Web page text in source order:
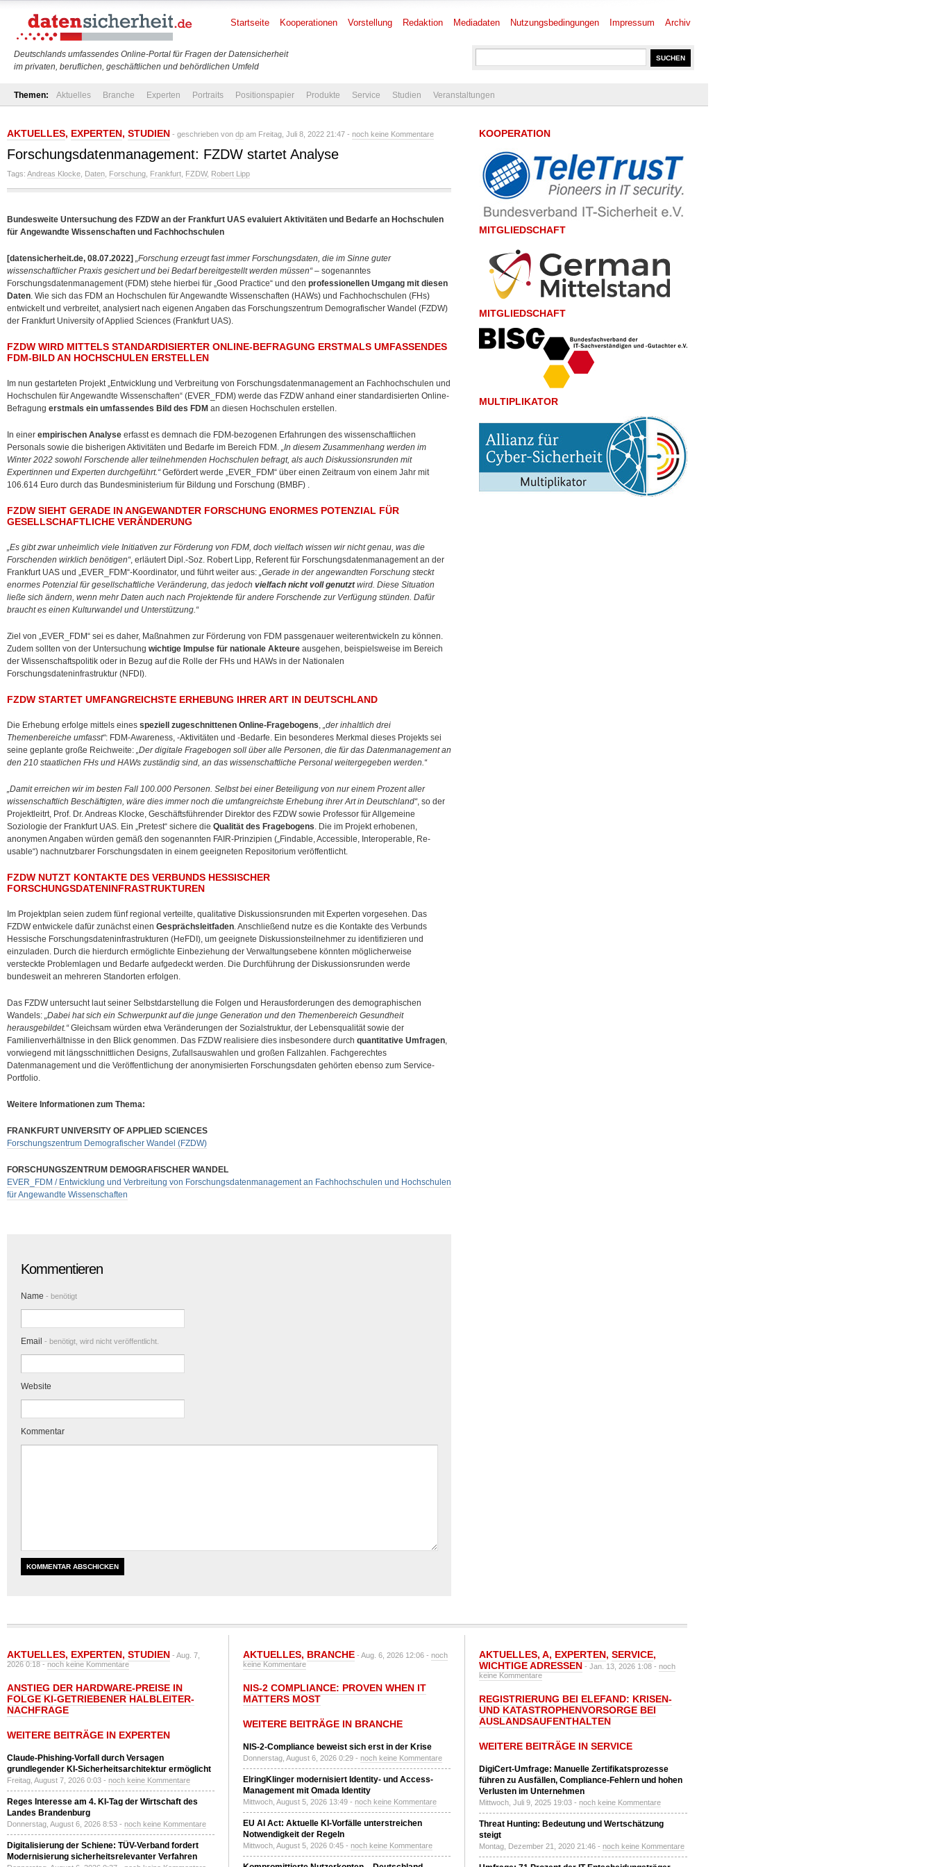
Deutschlands umfassendes Online-Portal für Fragen der Datensicherheit
im privaten, beruflichen, geschäftlichen und behördlichen Umfeld
Startseite Kooperationen Vorstellung Redaktion Mediadaten Nutzungsbedingungen Impressum Archiv
Themen: Aktuelles Branche Experten Portraits Positionspapier Produkte Service Studien Veranstaltungen
AKTUELLES, EXPERTEN, STUDIEN - geschrieben von dp am Freitag, Juli 8, 2022 21:47 - noch keine Kommentare
Forschungsdatenmanagement: FZDW startet Analyse
Tags: Andreas Klocke Daten Forschung Frankfurt FZDW, Robert Lipp
Bundesweite Untersuchung des FZDW an der Frankfurt UAS evaluiert Aktivitäten und Bedarfe an Hochschulen
für Angewandte Wissenschaften und Fachhochschulen
[datensicherheit.de, 08.07.2022] „Forschung erzeugt fast immer Forschungsdaten, die im Sinne guter
wissenschaftlicher Praxis gesichert und bei Bedarf bereitgestellt werden müssen“– sogenanntes
Forschungsdatenmanagement (FDM) stehe hierbei für „Good Practice“ und den professionellen Umgang mit diesen
Daten. Wie sich das FDM an Hochschulen für Angewandte Wissenschaften (HAWs) und Fachhochschulen (FHs)
entwickelt und verbreitet, analysiert nach eigenen Angaben das Forschungszentrum Demografischer Wandel (FZDW)
der Frankfurt University ofApplied Sciences (Frankfurt UAS).
FZDW WIRD MITTELS STANDARDISIERTER ONLINE-BEFRAGUNG ERSTMALS UMFASSENDES
FDM-BILD AN HOCHSCHULEN ERSTELLEN
Im nun gestarteten Projekt „Entwicklung und Verbreitung von Forschungsdatenmanagement an Fachhochschulen und
Hochschulen für Angewandte Wissenschaften“ (EVER_FDM) werde das FZDW anhand einer standardisierten Online-
Befragung erstmals ein umfassendes Bild des FDM an diesen Hochschulen erstellen.
In einer empirischen Analyse erfasst es demnach die FDM-bezogenen Erfahrungen des wissenschaftlichen
Personals sowie die bisherigen Aktivitäten und Bedarfe im Bereich FDM. „In diesem Zusammenhang werden im
Winter 2022 sowohl Forschende aller teilnehmenden Hochschulen befragt, als auch Diskussionsrunden mit
Expertinnen und Experten durchgeführt.“Gefördert werde „EVER_FDM“ über einen Zeitraum von einem Jahr mit
106.614 Euro durch das Bundesministerium für Bildung und Forschung (BMBF) .
FZDW SIEHT GERADE IN ANGEWANDTER FORSCHUNG ENORMES POTENZIAL FÜR
GESELLSCHAFTLICHE VERÄNDERUNG
„Es gibt zwar unheimlich viele Initiativen zur Förderung von FDM, doch vielfach wissen wir nicht genau, was die
Forschenden wirklich benötigen“, erläutert Dipl.-Soz. Robert Lipp, Referent für Forschungsdatenmanagement an der
Frankfurt UAS und „EVER_FDM“-Koordinator, und führt weiter aus: „Gerade in der angewandten Forschung steckt
enormes Potenzial für gesellschaftliche Veränderung, das jedoch vielfach nicht voll genutztwird. Diese Situation
ließe sich ändern, wenn mehr Daten auch nach Projektende für andere Forschende zur Verfügung stünden. Dafür
braucht es einen Kulturwandel und Unterstützung.“
Ziel von „EVER_FDM“ sei es daher, Maßnahmen zur Förderung von FDM passgenauer weiterentwickeln zu können.
Zudem sollten von der Untersuchung wichtige Impulse für nationale Akteure ausgehen, beispielsweise im Bereich
der Wissenschaftspolitik oder in Bezug auf die Rolle der FHs und HAWs in der Nationalen
Forschungsdateninfrastruktur (NFDI).
FZDW STARTET UMFANGREICHSTE ERHEBUNG IHRER ART IN DEUTSCHLAND
Die Erhebung erfolge mittels eines speziell zugeschnittenen Online-Fragebogens, „der inhaltlich drei
Themenbereiche umfasst“: FDM-Awareness, -Aktivitäten und -Bedarfe. Ein besonderes Merkmal dieses Projekts sei
seine geplante große Reichweite: „Der digitale Fragebogen soll über alle Personen, die für das Datenmanagement an
den 210 staatlichen FHs und HAWs zuständig sind, an das wissenschaftliche Personal weitergegeben werden.“
„Damit erreichen wir im besten Fall 100.000 Personen. Selbst bei einer Beteiligung von nur einem Prozent aller
wissenschaftlich Beschäftigten, wäre dies immer noch die umfangreichste Erhebung ihrer Art in Deutschland“, so der
Projektleitrt, Prof. Dr. Andreas Klocke, Geschäftsführender Direktor des FZDW sowie Professor für Allgemeine
Soziologie der Frankfurt UAS. Ein „Pretest“ sichere die Qualität des Fragebogens. Die im Projekt erhobenen,
anonymen Angaben würden gemäß den sogenannten FAIR-Prinzipien („Findable, Accessible, Interoperable, Re-
usable“) nachnutzbarer Forschungsdaten in einem geeigneten Repositorium veröffentlicht.
FZDW NUTZT KONTAKTE DES VERBUNDS HESSISCHER
FORSCHUNGSDATENINFRASTRUKTUREN
Im Projektplan seien zudem fünf regional verteilte, qualitative Diskussionsrunden mit Experten vorgesehen. Das
FZDW entwickele dafür zunächst einen Gesprächsleitfaden. Anschließend nutze es die Kontakte des Verbunds
Hessische Forschungsdateninfrastrukturen (HeFDI), um geeignete Diskussionsteilnehmer zu identifizieren und
einzuladen. Durch die hierdurch ermöglichte Einbeziehung der Verwaltungsebene könnten möglicherweise
versteckte Problemlagen und Bedarfe aufgedeckt werden. Die Durchführung der Diskussionsrunden werde
bundesweit an mehreren Standorten erfolgen.
Das FZDW untersucht laut seiner Selbstdarstellung die Folgen und Herausforderungen des demographischen
Wandels: „Dabei hat sich ein Schwerpunkt auf die junge Generation und den Themenbereich Gesundheit
herausgebildet.“Gleichsam würden etwa Veränderungen der Sozialstruktur, der Lebensqualität sowie der
Familienverhältnisse in den Blick genommen. Das FZDW realisiere dies insbesondere durch quantitative Umfragen,
vorwiegend mit längsschnittlichen Designs, Zufallsauswahlen und großen Fallzahlen. Fachgerechtes
Datenmanagement und die Veröffentlichung der anonymisierten Forschungsdaten gehörten ebenso zum Service-
Portfolio.
Weitere Informationen zum Thema:
FRANKFURT UNIVERSITY OF APPLIED SCIENCES
Forschungszentrum Demografischer Wandel (FZDW)
FORSCHUNGSZENTRUM DEMOGRAFISCHER WANDEL
EVER_FDM / Entwicklung und Verbreitung von Forschungsdatenmanagement an Fachhochschulen und Hochschulen
für Angewandte Wissenschaften
Kommentieren
Name - benötigt
Email - benötigt, wird nicht veröffentlicht.
Website
Kommentar
KOOPERATION
MITGLIEDSCHAFT
MITGLIEDSCHAFT
MULTIPLIKATOR
AKTUELLES, EXPERTEN, STUDIEN - Aug. 7,
2026 0:18 -noch keine Kommentare
ANSTIEG DER HARDWARE-PREISE IN
FOLGE KI-GETRIEBENER HALBLEITER-
NACHFRAGE
WEITERE BEITRÄGE IN EXPERTEN
Claude-Phishing-Vorfall durch Versagen
grundlegender KI-Sicherheitsarchitektur ermöglicht
Freitag, August 7, 2026 0:03 - noch keine Kommentare
Reges Interesse am 4. KI-Tag der Wirtschaft des
Landes Brandenburg
Donnerstag, August 6, 2026 8:53 - noch keine Kommentare
Digitalisierung der Schiene: TÜV-Verband fordert
Modernisierung sicherheitsrelevanter Verfahren
AKTUELLES, BRANCHE - Aug. 6, 2026 12:06 - noch
keine Kommentare
NIS-2 COMPLIANCE: PROVEN WHEN IT
MATTERS MOST
WEITERE BEITRÄGE IN BRANCHE
NIS-2-Compliance beweist sich erst in der Krise
Donnerstag, August 6, 2026 0:29 - noch keine Kommentare
ElringKlinger modernisiert Identity- und Access-
Management mit Omada Identity
Mittwoch, August 5, 2026 13:49 - noch keine Kommentare
EU AI Act: Aktuelle KI-Vorfälle unterstreichen
Notwendigkeit der Regeln
Mittwoch, August 5, 2026 0:45 - noch keine Kommentare
AKTUELLES, A, EXPERTEN, SERVICE,
WICHTIGE ADRESSEN - Jan. 13, 2026 1:08 - noch
keine Kommentare
REGISTRIERUNG BEI ELEFAND: KRISEN-
UND KATASTROPHENVORSORGE BEI
AUSLANDSAUFENTHALTEN
WEITERE BEITRÄGE IN SERVICE
DigiCert-Umfrage: Manuelle Zertifikatsprozesse
führen zu Ausfällen, Compliance-Fehlern und hohen
Verlusten im Unternehmen
Mittwoch, Juli 9, 2025 19:03 - noch keine Kommentare
Threat Hunting: Bedeutung und Wertschätzung
steigt
Montag, Dezember 21, 2020 21:46 - noch keine Kommentare